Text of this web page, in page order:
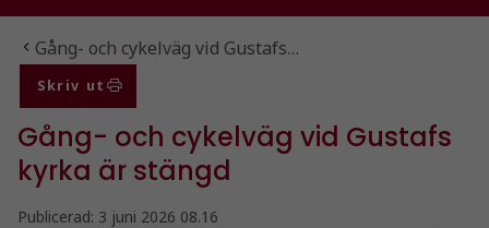
Du är här:
Gång- och cykelväg vid Gustafs…
Skriv ut
Gång- och cykelväg vid Gustafs
kyrka är stängd
Publicerad: 3 juni 2026 08.16